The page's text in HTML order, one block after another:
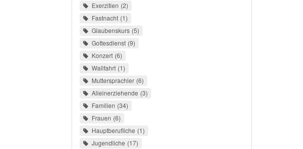
Exerzitien 2
Fastnacht 1
Glaubenskurs 5
Gottesdienst 9
Konzert 6
Wallfahrt 1
Muttersprachler 6
Alleinerziehende 3
Familien 34
Frauen 6
Hauptberufliche 1
Jugendliche 17